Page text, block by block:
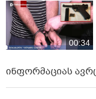
00:34
ინფორმაციას